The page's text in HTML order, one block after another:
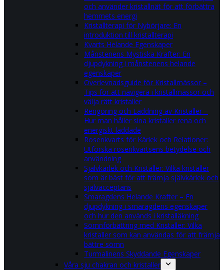
och använder kristallnät för att förbättra
hemmets energi
Kristallterapi för Nybörjare: En
introduktion till kristallterapi
Kvarts Helande Egenskaper
Månstenens Mystiska Krafter: En
djupdykning i månstenens helande
egenskaper
Överlevnadsguide för Kristallmässor –
Tips för att navigera i kristallmässor och
välja rätt kristaller
Rengöring och Laddning av Kristaller –
Hur man håller sina kristaller rena och
energiskt laddade
Rosenkvarts för Kärlek och Relationer:
Utforska rosenkvartsens betydelse och
användning
Självkärlek och Kristaller: Vilka kristaller
som är bäst för att främja självkärlek och
självacceptans
Smaragdens Helande Krafter – En
djupdykning i smaragdens egenskaper
och hur den används i kristalläkning
Sömnförbättring med Kristaller: Vilka
kristaller som kan användas för att främja
bättre sömn
Turmalinens Skyddande Egenskaper
Våra sju chakran och kristaller